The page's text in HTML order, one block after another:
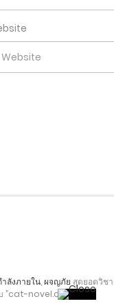
ำลังภายใน ผจญภัย สุดยอดวิช
”cat-novel.com”